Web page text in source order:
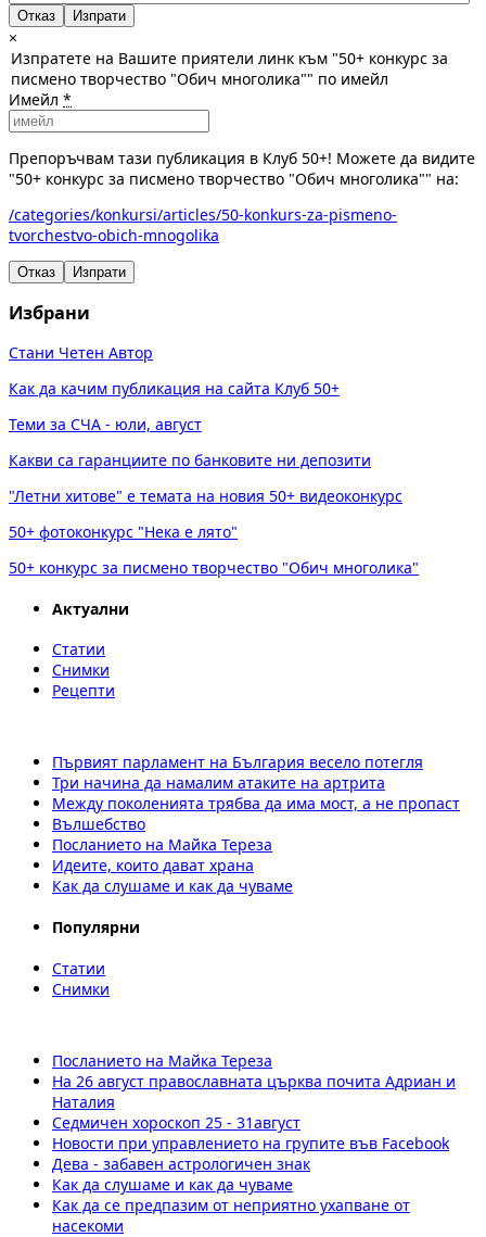
Отказ
×
Изпратете на Вашите приятели линк към "50+ конкурс за
писмено творчество "Обич многолика"" по имейл
Имейл *
Препоръчвам тази публикация в Клуб 50+! Можете да видите
"50+ конкурс за писмено творчество "Обич многолика"" на:
/categories/konkursi/articles/50-konkurs-za-pismeno-
tvorchestvo-obich-mnogolika
Отказ Изпрати
Избрани
Стани Четен Автор
Как да качим публикация на сайта Клуб 50+
Теми за СЧА - юли, август
Какви са гаранциите по банковите ни депозити
"Летни хитове" е темата на новия 50+ видеоконкурс
50+ фотоконкурс "Нека е лято"
50+ конкурс за писмено творчество "Обич многолика"
Актуални
Статии
Снимки
Рецепти
Първият парламент на България весело потегля
Три начина да намалим атаките на артрита
Между поколенията трябва да има мост, а не пропаст
Вълшебство
Посланието на Майка Тереза
Идеите, които дават храна
Как да слушаме и как да чуваме
Популярни
Статии
Снимки
Посланието на Майка Тереза
На 26 август православната църква почита Адриан и
Наталия
Седмичен хороскоп 25 - 31август
Новости при управлението на групите във Facebook
Дева - забавен астрологичен знак
Как да слушаме и как да чуваме
Как да се предпазим от неприятно ухапване от
насекоми